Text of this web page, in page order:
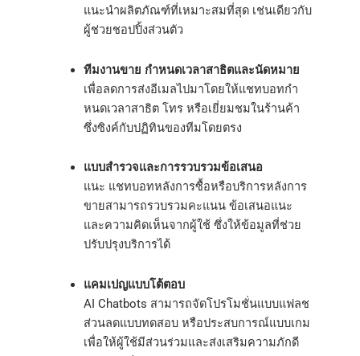
แนะนำผลิตภัณฑ์ที่เหมาะสมที่สุด เช่นเดียวกับ
ผู้ช่วยชอปปิ้งส่วนตัว
ทีมงานขาย กำหนดเวลาสาธิตและนัดหมาย
เพื่อลดการส่งอีเมลไปมาโดยให้แชทบอทกำ
หนดเวลาสาธิต โทร หรือเยี่ยมชมในร้านค้า
ซึ่งซิงค์กับปฏิทินของทีมโดยตรง
แบบสำรวจและการรวบรวมข้อเสนอ
แนะ แชทบอทหลังการซื้อหรือบริการหลังการ
ขายสามารถรวบรวมคะแนน ข้อเสนอแนะ
และความคิดเห็นจากผู้ใช้ ซึ่งให้ข้อมูลที่ช่วย
ปรับปรุงบริการได้
แคมเปญแบบโต้ตอบ
AI Chatbots สามารถจัดโปรโมชั่นแบบแฟลช
ส่วนลดแบบทดสอบ หรือประสบการณ์แบบเกม
เพื่อให้ผู้ใช้มีส่วนร่วมและส่งเสริมความภักดี